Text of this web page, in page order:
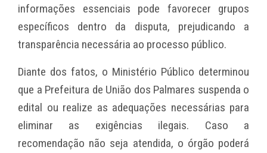
informações essenciais pode favorecer grupos
específicos dentro da disputa, prejudicando a
transparência necessária ao processo público.
Diante dos fatos, o Ministério Público determinou
que a Prefeitura de União dos Palmares suspenda o
edital ou realize as adequações necessárias para
eliminar as exigências ilegais. Caso a
recomendação não seja atendida, o órgão poderá